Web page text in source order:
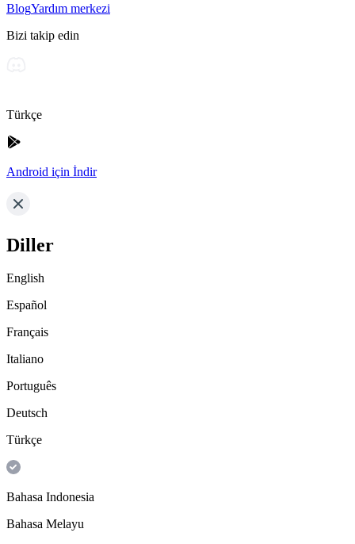
BlogYardım merkezi
Bizi takip edin
Türkçe
Android için İndir
Diller
English
Español
Français
Italiano
Português
Deutsch
Türkçe
Bahasa Indonesia
Bahasa Melayu